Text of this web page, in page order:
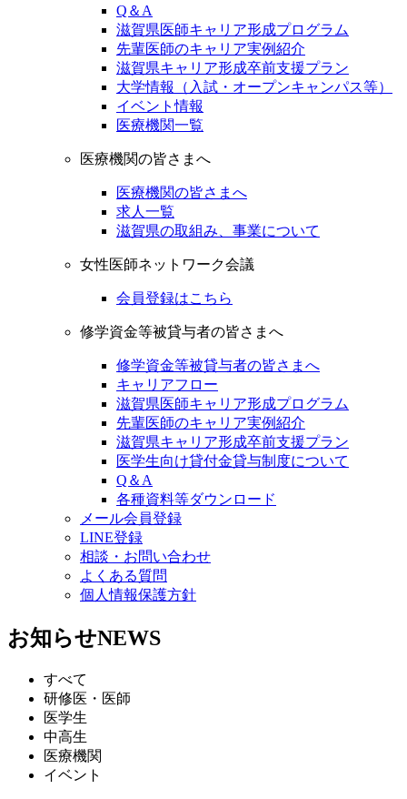
Q＆A
滋賀県医師キャリア形成プログラム
先輩医師のキャリア実例紹介
滋賀県キャリア形成卒前支援プラン
大学情報（入試・オープンキャンパス等）
イベント情報
医療機関一覧
医療機関の皆さまへ
医療機関の皆さまへ
求人一覧
滋賀県の取組み、事業について
女性医師ネットワーク会議
会員登録はこちら
修学資金等被貸与者の皆さまへ
修学資金等被貸与者の皆さまへ
キャリアフロー
滋賀県医師キャリア形成プログラム
先輩医師のキャリア実例紹介
滋賀県キャリア形成卒前支援プラン
医学生向け貸付金貸与制度について
Q＆A
各種資料等ダウンロード
メール会員登録
LINE登録
相談・お問い合わせ
よくある質問
個人情報保護方針
お知らせNEWS
すべて
研修医・医師
医学生
中高生
医療機関
イベント